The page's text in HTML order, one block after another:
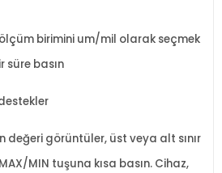
birimini um/mil olarak seçmek
süre basın
değeri görüntüler, üst veya alt sınır
MIN tuşuna kısa basın. Cihaz,